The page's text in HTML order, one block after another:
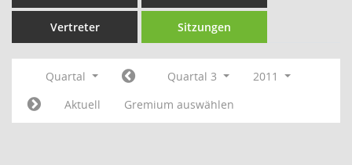
Vertreter Sitzungen
Quartal Quartal 3
2011
Aktuell
Gremium auswählen